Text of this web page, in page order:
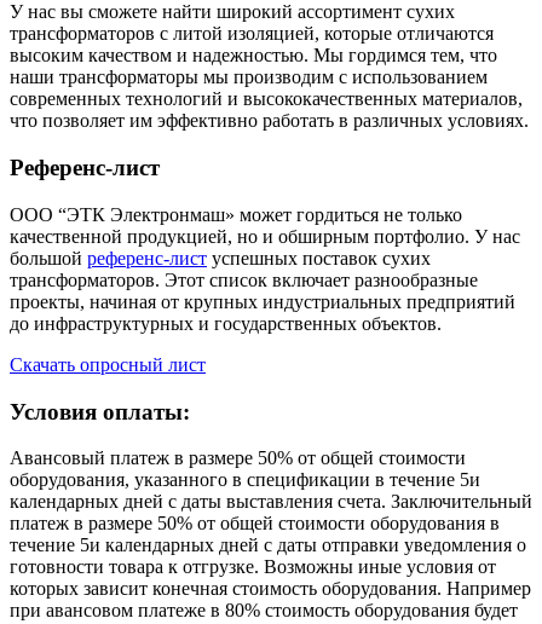
У нас вы сможете найти широкий ассортимент сухих
трансформаторов с литой изоляцией, которые отличаются
высоким качеством и надежностью. Мы гордимся тем, что
наши трансформаторы мы производим с использованием
современных технологий и высококачественных материалов,
что позволяет им эффективно работать в различных условиях.
Референс-лист
ООО “ЭТК Электронмаш» может гордиться не только
качественной продукцией, но и обширным портфолио. У нас
большой референс-лист успешных поставок сухих
трансформаторов. Этот список включает разнообразные
проекты, начиная от крупных индустриальных предприятий
до инфраструктурных и государственных объектов.
Скачать опросный лист
Условия оплаты:
Авансовый платеж в размере 50% от общей стоимости
оборудования, указанного в спецификации в течение 5и
календарных дней с даты выставления счета. Заключительный
платеж в размере 50% от общей стоимости оборудования в
течение 5и календарных дней с даты отправки уведомления о
готовности товара к отгрузке. Возможны иные условия от
которых зависит конечная стоимость оборудования. Например
при авансовом платеже в 80% стоимость оборудования будет